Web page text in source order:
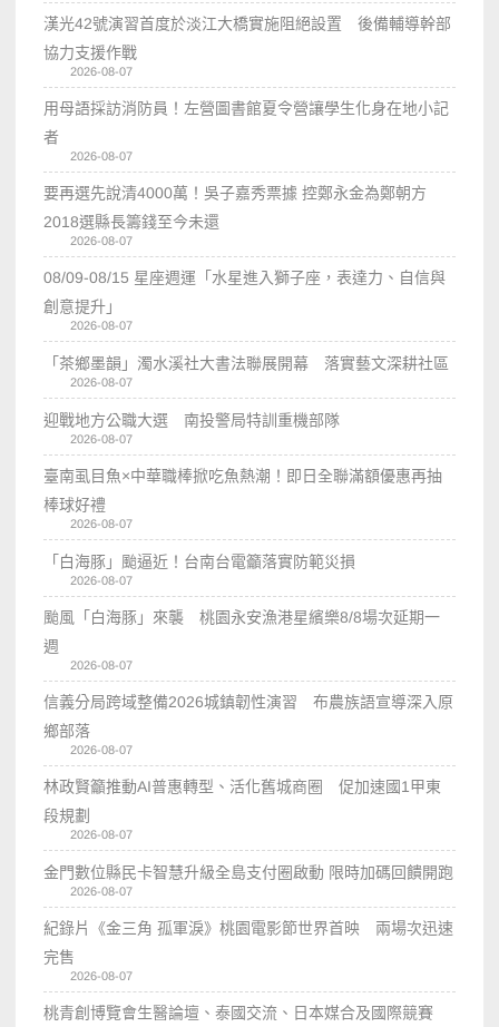
漢光42號演習首度於淡江大橋實施阻絕設置 後備輔導幹部
協力支援作戰
2026-08-07
用母語採訪消防員！左營圖書館夏令營讓學生化身在地小記
者
2026-08-07
要再選先說清4000萬！吳子嘉秀票據 控鄭永金為鄭朝方
2018選縣長籌錢至今未還
2026-08-07
08/09-08/15 星座週運「水星進入獅子座，表達力、自信與
創意提升」
2026-08-07
「茶鄉墨韻」濁水溪社大書法聯展開幕 落實藝文深耕社區
2026-08-07
迎戰地方公職大選 南投警局特訓重機部隊
2026-08-07
臺南虱目魚×中華職棒掀吃魚熱潮！即日全聯滿額優惠再抽
棒球好禮
2026-08-07
「白海豚」颱逼近！台南台電籲落實防範災損
2026-08-07
颱風「白海豚」來襲 桃園永安漁港星繽樂8/8場次延期一
週
2026-08-07
信義分局跨域整備2026城鎮韌性演習 布農族語宣導深入原
鄉部落
2026-08-07
林政賢籲推動AI普惠轉型、活化舊城商圈 促加速國1甲東
段規劃
2026-08-07
金門數位縣民卡智慧升級全島支付圈啟動 限時加碼回饋開跑
2026-08-07
紀錄片《金三角 孤軍淚》桃園電影節世界首映 兩場次迅速
完售
2026-08-07
桃青創博覽會生醫論壇、泰國交流、日本媒合及國際競賽